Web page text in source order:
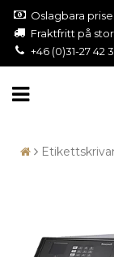
Oslagbara
Fraktfritt på
+46 (0)31-27 42